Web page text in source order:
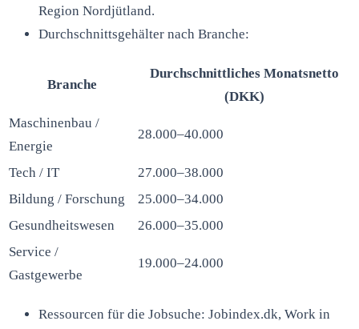
Region Nordjütland.
Durchschnittsgehälter nach Branche:
Branche
Durchschnittliches Monatsnetto
(DKK)
Maschinenbau /
Energie
28.000–40.000
Tech / IT
27.000–38.000
Bildung / Forschung
25.000–34.000
Gesundheitswesen
26.000–35.000
Service /
Gastgewerbe
19.000–24.000
Ressourcen für die Jobsuche: Jobindex.dk, Work in